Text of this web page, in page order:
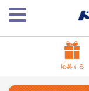
応募する